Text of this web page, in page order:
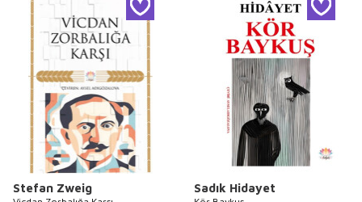
Stefan Zweig Sadık Hidayet